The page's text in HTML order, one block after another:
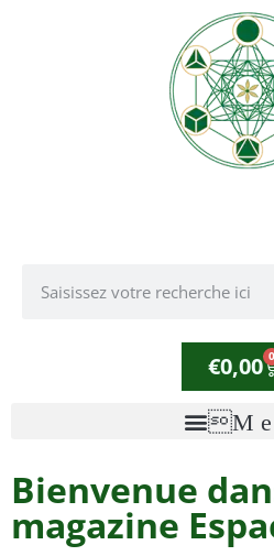
€0,00 0
Bienvenue
magazine